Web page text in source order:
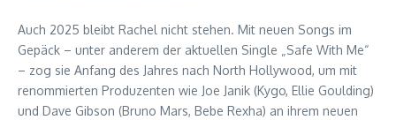
Auch 2025 bleibt Rachel nicht stehen. Mit neuen Songs im
Gepäck – unter anderem der aktuellen Single „Safe With Me“
– zog sie Anfang des Jahres nach North Hollywood, um mit
renommierten Produzenten wie Joe Janik (Kygo, Ellie Goulding)
und Dave Gibson (Bruno Mars, Bebe Rexha) an ihrem neuen